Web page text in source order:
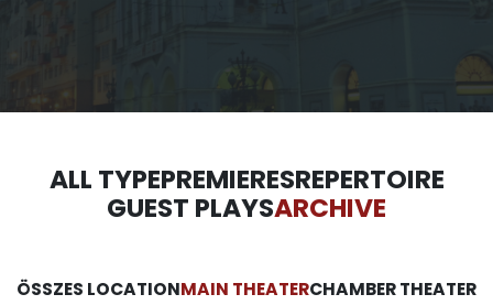
ALL TYPEPREMIERESREPERTOIRE
GUEST PLAYSARCHIVE
ÖSSZES LOCATIONMAIN THEATERCHAMBER THEATER